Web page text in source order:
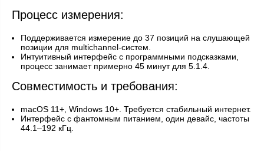
Процесс измерения:
Поддерживается измерение до 37 позиций на слушающей
позиции для multichannel‑систем.
Интуитивный интерфейс с программными подсказками,
процесс занимает примерно 45 минут для 5.1.4.
Совместимость и требования:
macOS 11+, Windows 10+. Требуется стабильный интернет.
Интерфейс с фантомным питанием, один девайс, частоты
44.1–192 кГц.